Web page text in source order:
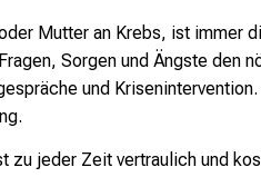
Mutter an Krebs, ist immer
Sorgen und Ängste den
und
zu jeder Zeit vertraulich und